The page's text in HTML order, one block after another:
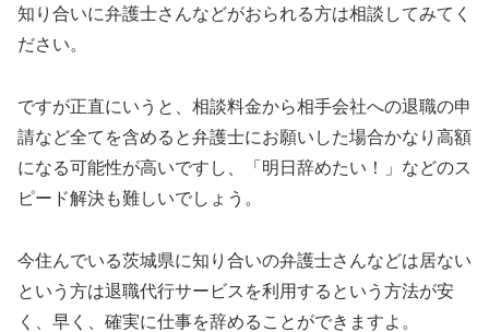
知り合いに弁護士さんなどがおられる方は相談してみてく
ださい。
ですが正直にいうと、相談料金から相手会社への退職の申
請など全てを含めると弁護士にお願いした場合かなり高額
になる可能性が高いですし、「明日辞めたい！」などのス
ピード解決も難しいでしょう。
今住んでいる茨城県に知り合いの弁護士さんなどは居ない
という方は退職代行サービスを利用するという方法が安
く、早く、確実に仕事を辞めることができますよ。